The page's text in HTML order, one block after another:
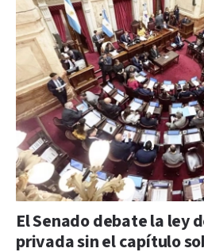
El Senado debate la ley
privada sin el capítulo